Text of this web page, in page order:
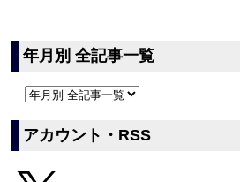
年月別 全記事一覧
アカウント・RSS